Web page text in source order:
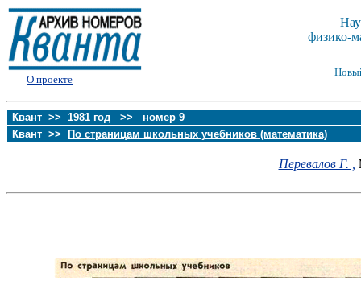
О проекте
физико-
Квант >> 1981 год >> номер 9
Квант >>
По страницам школьных учебников (математика)
Перевалов Г. ,